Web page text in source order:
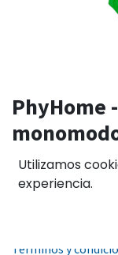
PhyHome
SC/APC 5M
Términos y
Utilizamos
experiencia.